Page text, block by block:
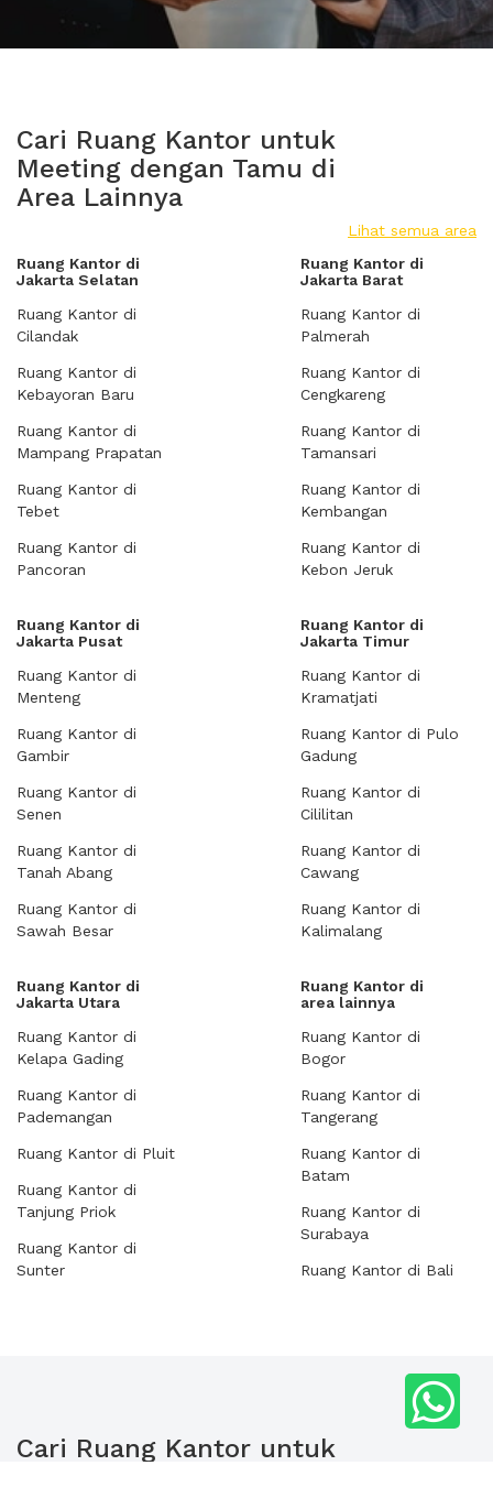
Cari Ruang Kantor untuk
Meeting dengan Tamu di
Area Lainnya
Lihat semua area
Ruang Kantor di
Jakarta Selatan
Ruang Kantor di
Cilandak
Ruang Kantor di
Kebayoran Baru
Ruang Kantor di
Mampang Prapatan
Ruang Kantor di
Tebet
Ruang Kantor di
Pancoran
Ruang Kantor di
Jakarta Barat
Ruang Kantor di
Palmerah
Ruang Kantor di
Cengkareng
Ruang Kantor di
Tamansari
Ruang Kantor di
Kembangan
Ruang Kantor di
Kebon Jeruk
Ruang Kantor di
Jakarta Pusat
Ruang Kantor di
Menteng
Ruang Kantor di
Gambir
Ruang Kantor di
Senen
Ruang Kantor di
Tanah Abang
Ruang Kantor di
Sawah Besar
Ruang Kantor di
Jakarta Timur
Ruang Kantor di
Kramatjati
Ruang Kantor di Pulo
Gadung
Ruang Kantor di
Cililitan
Ruang Kantor di
Cawang
Ruang Kantor di
Kalimalang
Ruang Kantor di
Jakarta Utara
Ruang Kantor di
Kelapa Gading
Ruang Kantor di
Pademangan
Ruang Kantor di Pluit
Ruang Kantor di
Tanjung Priok
Ruang Kantor di
Sunter
Ruang Kantor di
area lainnya
Ruang Kantor di
Bogor
Ruang Kantor di
Tangerang
Ruang Kantor di
Batam
Ruang Kantor di
Surabaya
Ruang Kantor di Bali
Cari Ruang Kantor untuk